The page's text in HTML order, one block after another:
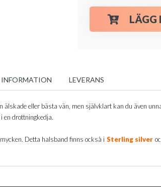
LÄGG
INFORMATION LEVERANS
älskade eller bästa vän, men självklart kan du även
en drottningkedja.
Detta halsband finns också i Sterling silver